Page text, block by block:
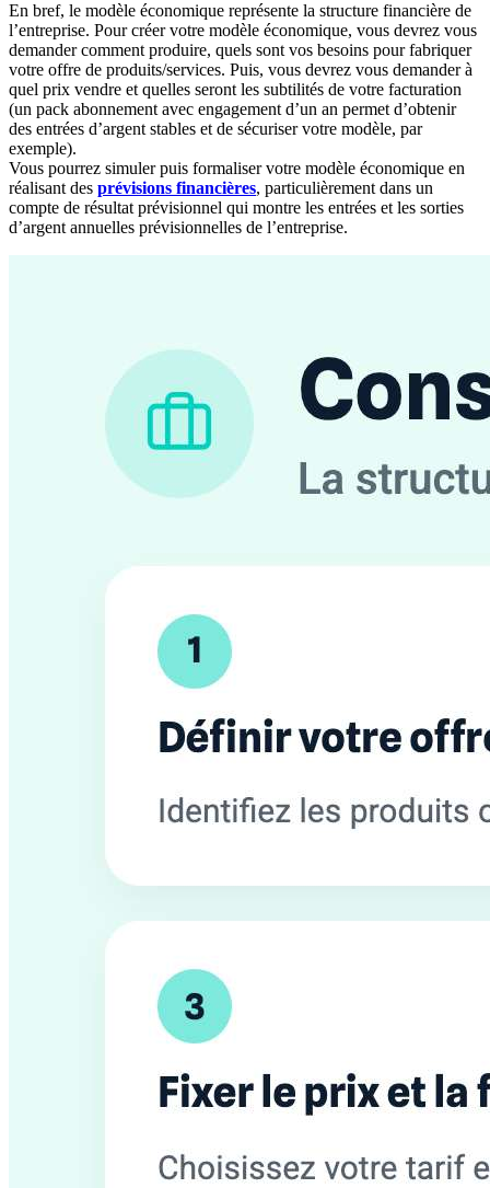
En bref, le modèle économique représente la structure financière de
l’entreprise. Pour créer votre modèle économique, vous devrez vous
demander comment produire, quels sont vos besoins pour fabriquer
votre offre de produits/services. Puis, vous devrez vous demander à
quel prix vendre et quelles seront les subtilités de votre facturation
(un pack abonnement avec engagement d’un an permet d’obtenir
des entrées d’argent stables et de sécuriser votre modèle, par
exemple).
Vous pourrez simuler puis formaliser votre modèle économique en
réalisant des prévisions financières, particulièrement dans un
compte de résultat prévisionnel qui montre les entrées et les sorties
d’argent annuelles prévisionnelles de l’entreprise.